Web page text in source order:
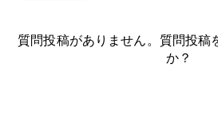
質問投稿がありません。質問投稿
か？